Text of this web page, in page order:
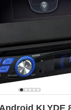
KLYDE